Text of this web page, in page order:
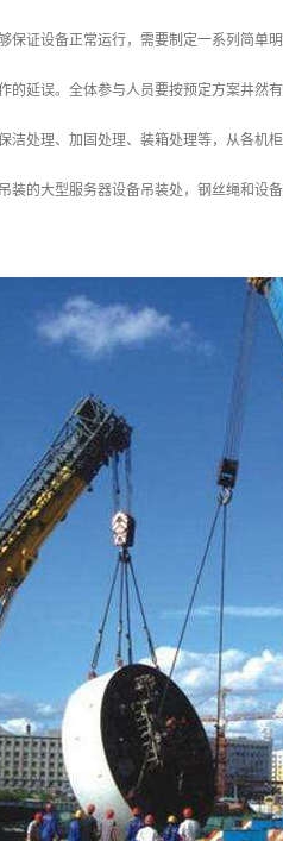
保证设备正常运行，需要制定一系列简单
的延误。全体参与人员要按预定方案井然
洁处理、加固处理、装箱处理等，从各机
装的大型服务器设备吊装处，钢丝绳和设